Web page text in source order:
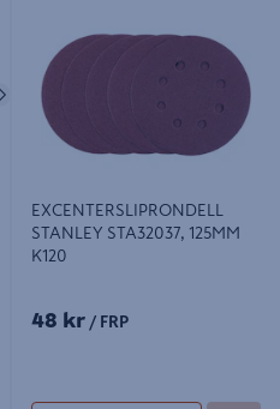
Nästa
EXCENTERSLIPRONDELL
STANLEY STA32037, 125MM
K120
48 kr / FRP